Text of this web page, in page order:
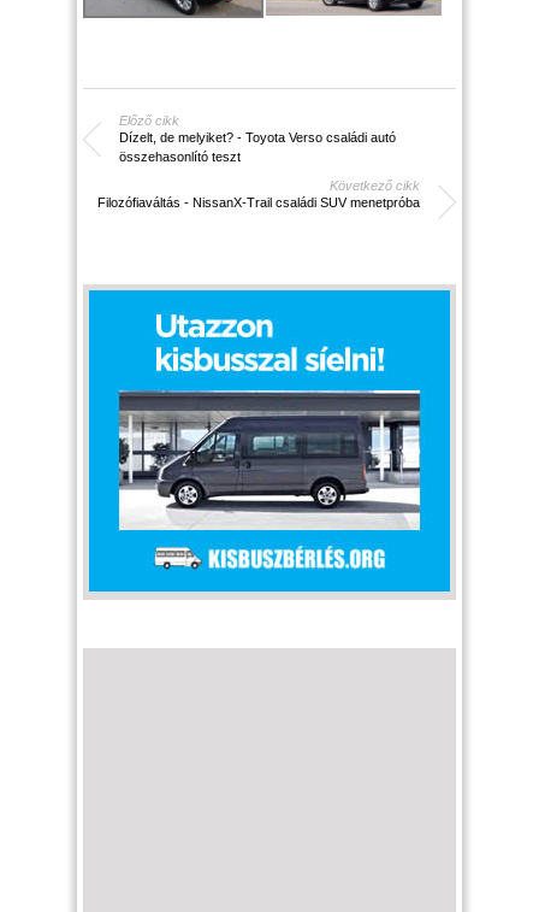
Előző cikk
Dízelt, de melyiket? - Toyota Verso családi autó
összehasonlító teszt
Következő cikk
Filozófiaváltás - NissanX-Trail családi SUV menetpróba